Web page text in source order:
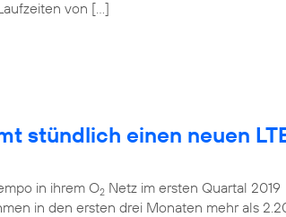
von […]
stündlich einen neuen
in ihrem O2 Netz im ersten Quartal 2019
in den ersten drei Monaten mehr als